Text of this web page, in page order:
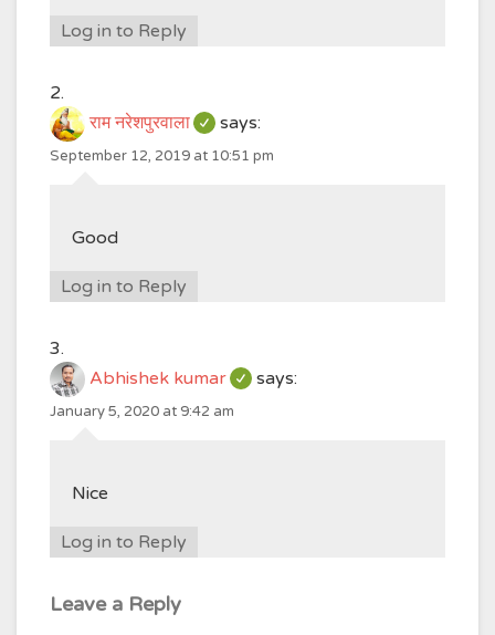
Log in to Reply
राम नरेशपुरवाला says:
September 12, 2019 at 10:51 pm
Good
Log in to Reply
Abhishek kumar says:
January 5, 2020 at 9:42 am
Nice
Log in to Reply
Leave a Reply